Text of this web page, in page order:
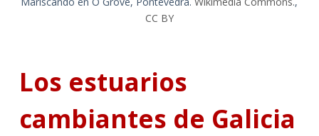
CC BY
Los estuarios
cambiantes de Galicia